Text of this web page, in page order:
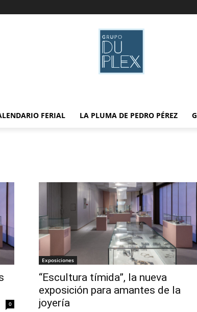
FERIAL LA PLUMA DE PEDRO PÉREZ
0
Exposiciones
“Escultura tímida”, la nueva
exposición para amantes de la
joyería